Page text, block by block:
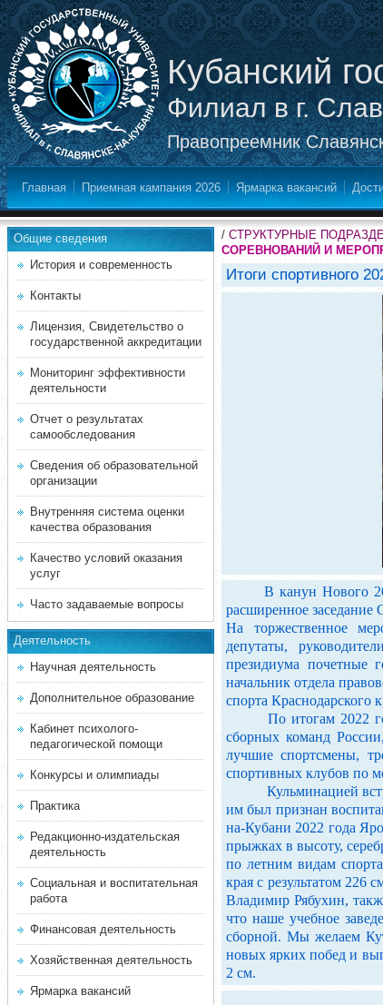
Кубанский
Филиал в г.
Правопреемник
Главная Приемная кампания 2026 Ярмарка вакансий
Общие сведения
История и современность
Контакты
Лицензия, Свидетельство о
государственной аккредитации
Мониторинг эффективности
деятельности
Отчет о результатах
самообследования
Сведения об образовательной
организации
Внутренняя система оценки
качества образования
Качество условий оказания
услуг
Часто задаваемые вопросы
Деятельность
Научная деятельность
Дополнительное образование
Кабинет психолого-
педагогической помощи
Конкурсы и олимпиады
Практика
Редакционно-издательская
деятельность
Социальная и воспитательная
работа
Финансовая деятельность
Хозяйственная деятельность
Ярмарка вакансий
/ СТРУКТУРНЫЕ
СОРЕВНОВАНИЙ И
Итоги спортивного
В канун Нового 2023
расширенное заседание
На торжественное
депутаты,
президиума почетные
начальник отдела
спорта Краснодарского
По итогам 2022 года
сборных команд
лучшие спортсмены,
спортивных клубов по
Кульминацией
им был признан
на-Кубани 2022 года
прыжках в высоту,
по летним видам
края с результатом
Владимир Рябухин,
что наше учебное
сборной. Мы желаем
новых ярких побед и
2 см.